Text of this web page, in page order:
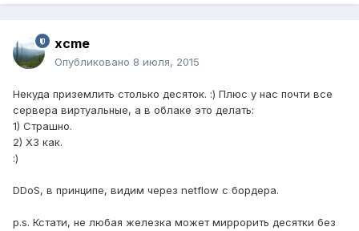
xcme
Опубликовано 8 июля, 2015
Некуда приземлить столько десяток. :) Плюс у нас почти все
сервера виртуальные, а в облаке это делать:
1) Страшно.
2) ХЗ как.
:)
DDoS, в принципе, видим через netflow с бордера.
p.s. Кстати, не любая железка может миррорить десятки без